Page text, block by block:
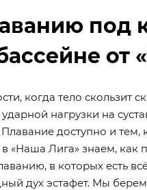
под
от
когда тело скользит
нагрузки на
доступно и тем,
«Наша Лига» знаем, как
в которых есть
дух эстафет. Мы